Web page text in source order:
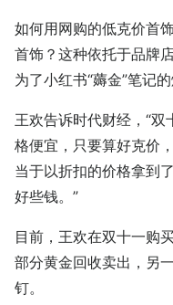
如何用网购的低克价首
首饰？这种依托于品牌
为了小红书“薅金”笔记的
王欢告诉时代财经，“
格便宜，只要算好克价
当于以折扣的价格拿到
好些钱。”
目前，王欢在双十一购
部分黄金回收卖出，另
钉。